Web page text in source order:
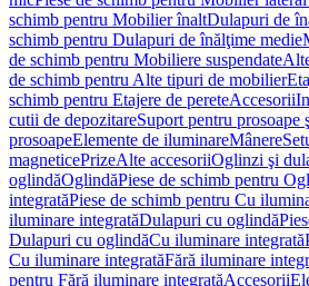
schimb pentru Mobilier înaltDulapuri de
schimb pentru Dulapuri de înălţime medie
de schimb pentru Mobiliere suspendate
de schimb pentru Alte tipuri de mobilier
schimb pentru Etajere de pereteAccesorii
cutii de depozitareSuport pentru prosoape
prosoapeElemente de iluminareMânere
magneticePrizeAlte accesoriiOglinzi şi
oglindăOglindăPiese de schimb pentru
integratăPiese de schimb pentru Cu
iluminare integratăDulapuri cu oglindă
Dulapuri cu oglindăCu iluminare integrată
Cu iluminare integratăFără iluminare
pentru Fără iluminare integratăAccesorii